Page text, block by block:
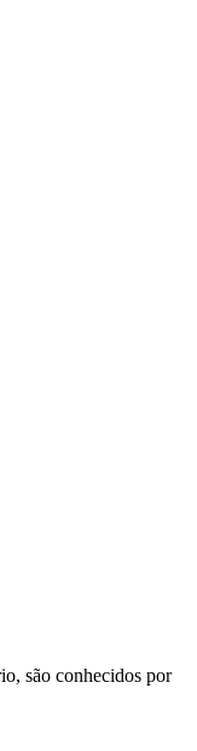
são conhecidos por